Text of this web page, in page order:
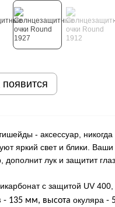
- аксессуар,
яркий свет и блики. Ваши
дополнит лук и защитит
с защитой UV
- 135 мм, высота окуляра -